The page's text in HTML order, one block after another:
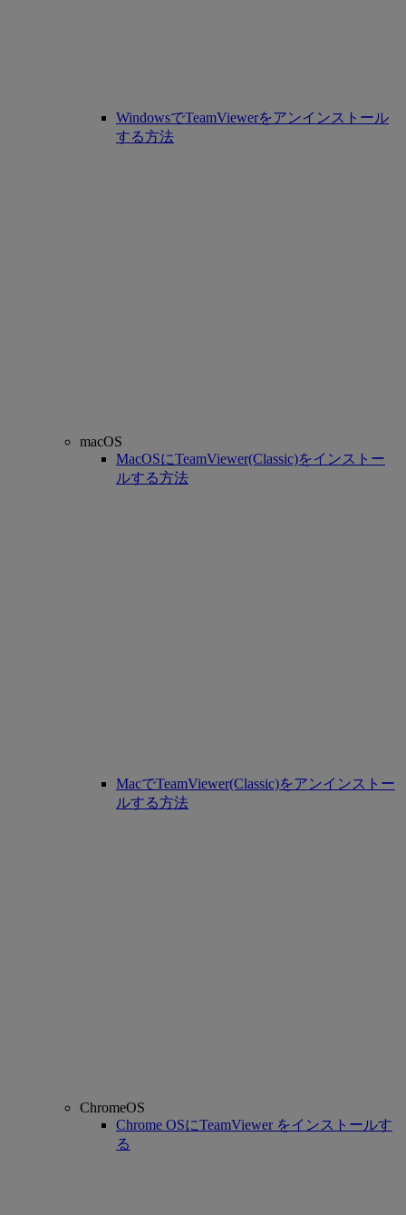
WindowsでTeamViewerをアンインストール
する方法
macOS
MacOSにTeamViewer(Classic)をインストー
ルする方法
MacでTeamViewer(Classic)をアンインストー
ルする方法
ChromeOS
Chrome OSにTeamViewer をインストールす
る